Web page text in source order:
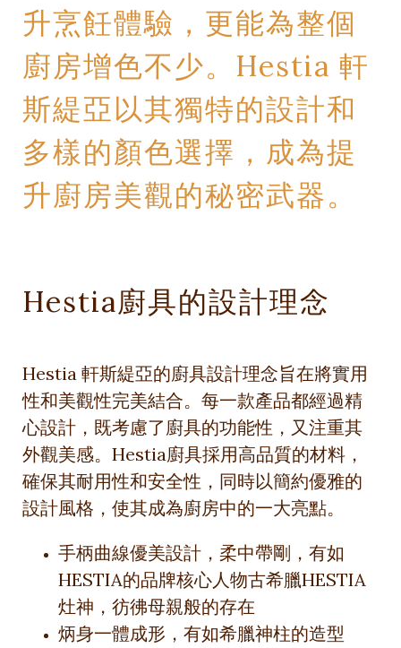
升烹飪體驗，更能為整個
廚房增色不少。Hestia 軒
斯緹亞以其獨特的設計和
多樣的顏色選擇，成為提
升廚房美觀的秘密武器。
Hestia廚具的設計理念
Hestia 軒斯緹亞的廚具設計理念旨在將實用
性和美觀性完美結合。每一款產品都經過精
心設計，既考慮了廚具的功能性，又注重其
外觀美感。Hestia廚具採用高品質的材料，
確保其耐用性和安全性，同時以簡約優雅的
設計風格，使其成為廚房中的一大亮點。
手柄曲線優美設計，柔中帶剛，有如
HESTIA的品牌核心人物古希臘HESTIA
灶神，彷彿母親般的存在
炳身一體成形，有如希臘神柱的造型